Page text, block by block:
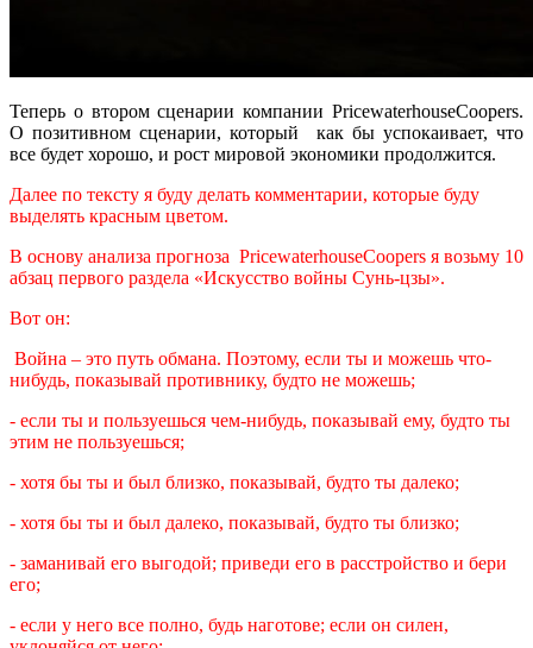
Теперь о втором сценарии компании PricewaterhouseCoopers.
О позитивном сценарии, который как бы успокаивает, что
все будет хорошо, и рост мировой экономики продолжится.
Далее по тексту я буду делать комментарии, которые буду
выделять красным цветом.
В основу анализа прогноза PricewaterhouseCoopers я возьму 10
абзац первого раздела «Искусство войны Сунь-цзы».
Вот он:
Война – это путь обмана. Поэтому, если ты и можешь что-
нибудь, показывай противнику, будто не можешь;
- если ты и пользуешься чем-нибудь, показывай ему, будто ты
этим не пользуешься;
- хотя бы ты и был близко, показывай, будто ты далеко;
- хотя бы ты и был далеко, показывай, будто ты близко;
- заманивай его выгодой; приведи его в расстройство и бери
его;
- если у него все полно, будь наготове; если он силен,